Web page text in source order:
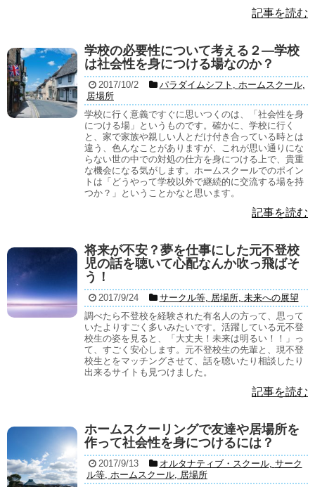
記事を読む
学校の必要性について考える２―学校
は社会性を身につける場なのか？
2017/10/2 パラダイムシフト , ホームスクール,
居場所
学校に行く意義ですぐに思いつくのは、「社会性を身
につける場」というものです。確かに、学校に行く
と、家で家族や親しい人とだけ付き合っている時とは
違う、色んなことがありますが、これが思い通りにな
らない世の中での対処の仕方を身につける上で、貴重
な機会になる気がします。ホームスクールでのポイン
トは「どうやって学校以外で継続的に交流する場を持
つか？」ということかなと思います。
記事を読む
将来が不安？夢を仕事にした元不登校
児の話を聴いて心配なんか吹っ飛ばそ
う！
2017/9/24 サークル等, 居場所, 未来への展望
調べたら不登校を経験された有名人の方って、思って
いたよりすごく多いみたいです。活躍している元不登
校生の姿を見ると、「大丈夫！未来は明るい！！」っ
て、すごく安心します。元不登校生の先輩と、現不登
校生とをマッチングさせて、話を聴いたり相談したり
出来るサイトも見つけました。
記事を読む
ホームスクーリングで友達や居場所を
作って社会性を身につけるには？
2017/9/13 オルタナティブ・スクール, サーク
ル等, ホームスクール, 居場所